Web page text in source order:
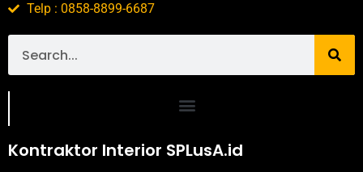
Telp : 0858-8899-6687
Kontraktor Interior SPLusA.id